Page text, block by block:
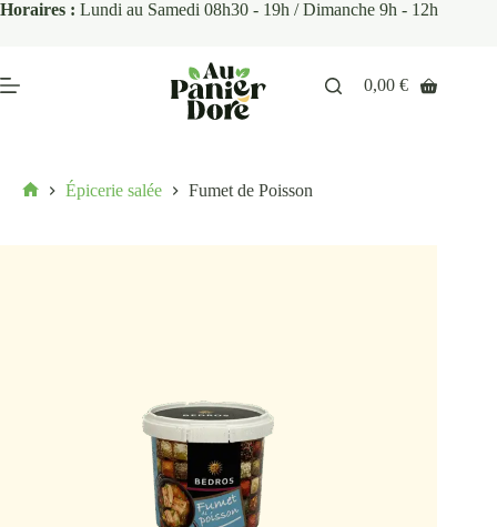
Horaires : Lundi au Samedi 08h30 - 19h / Dimanche 9h - 12h
0,00€
Épicerie salée Fumet de Poisson